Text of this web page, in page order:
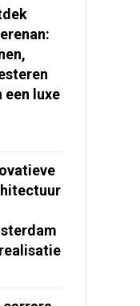
een luxe